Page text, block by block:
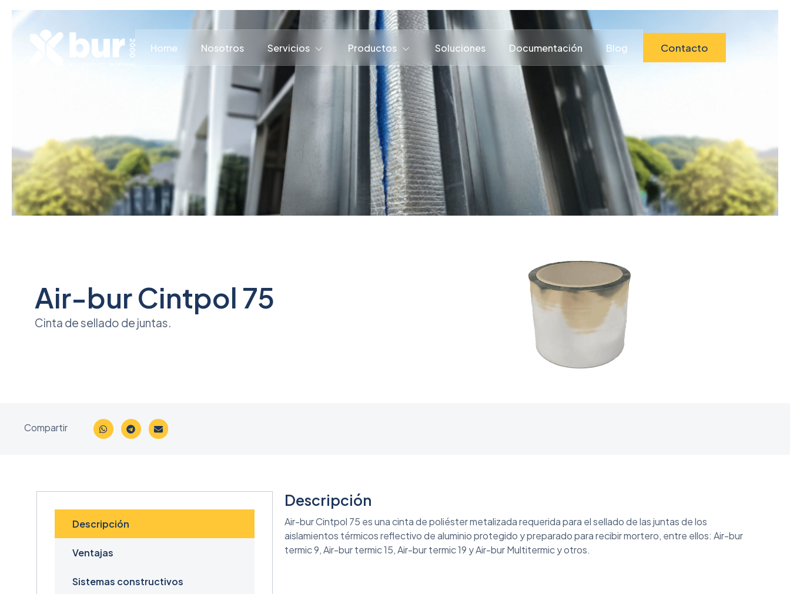
Home Nosotros Servicios Productos Soluciones Documentación Blog Contacto
Air-bur Cintpol 75
Cinta de sellado de juntas.
Compartir
Descripción
Ventajas
Sistemas constructivos
Descripción
Air-bur Cintpol 75 es una cinta de poliéster metalizada requerida para el sellado de las juntas de los
aislamientos térmicos reflectivo de aluminio protegido y preparado para recibir mortero, entre ellos: Air-bur
termic 9, Air-bur termic 15, Air-bur termic 19 y Air-bur Multitermic y otros.